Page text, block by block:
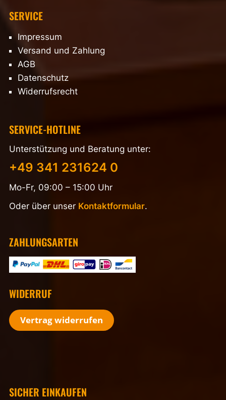
SERVICE
Impressum
Versand und Zahlung
AGB
Datenschutz
Widerrufsrecht
SERVICE-HOTLINE
Unterstützung und Beratung unter:
+49 341 231624 0
Mo-Fr, 09:00 – 15:00 Uhr
Oder über unser Kontaktformular.
ZAHLUNGSARTEN
WIDERRUF
Vertrag widerrufen
SICHER EINKAUFEN